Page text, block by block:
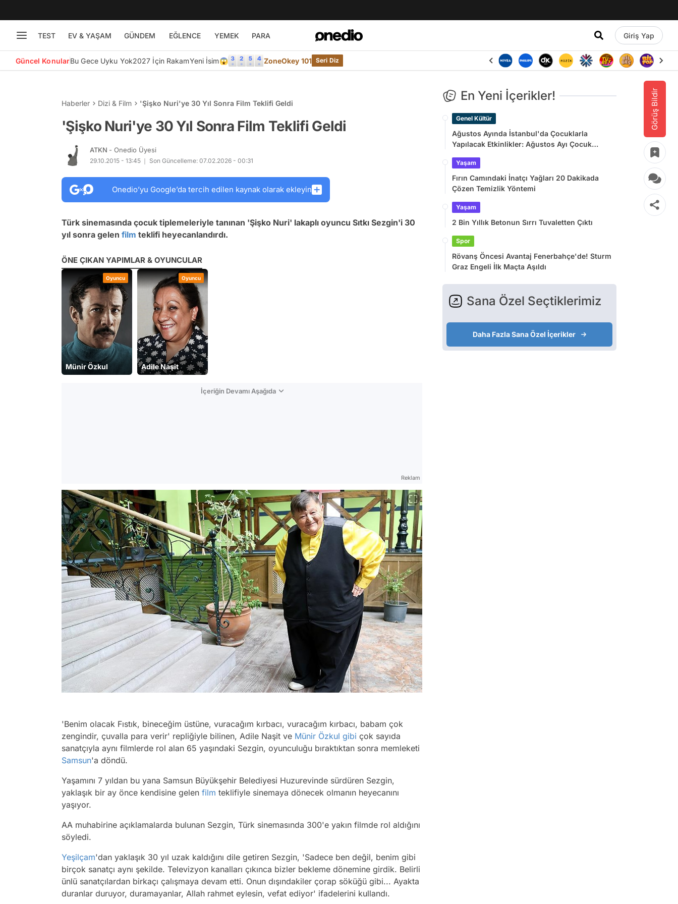
TEST EV & YAŞAM GÜNDEM EĞLENCE YEMEK PARA Giriş Yap
Güncel KonularBu Gece Uyku Yok2027 İçin RakamYeni İsim😱 ZoneOkey 101 Seri Diz
Görüş Bildir
Haberler Dizi & Film 'Şişko Nuri'ye 30 Yıl Sonra Film Teklifi Geldi
'Şişko Nuri'ye 30 Yıl Sonra Film Teklifi Geldi
ATKN - Onedio Üyesi
29.10.2015 - 13:45 Son Güncelleme: 07.02.2026 - 00:31
Onedio’yu Google’da tercih edilen kaynak olarak ekleyin
Türk sinemasında çocuk tiplemeleriyle tanınan 'Şişko Nuri' lakaplı oyuncu Sıtkı Sezgin'i 30
yıl sonra gelen film teklifi heyecanlandırdı.
ÖNE ÇIKAN YAPIMLAR & OYUNCULAR
Oyuncu
Münir Özkul
Oyuncu
Adile Naşit
İçeriğin Devamı Aşağıda
Reklam
'Benim olacak Fıstık, bineceğim üstüne, vuracağım kırbacı, vuracağım kırbacı, babam çok
zengindir, çuvalla para verir' repliğiyle bilinen, Adile Naşit ve Münir Özkul gibi çok sayıda
sanatçıyla aynı filmlerde rol alan 65 yaşındaki Sezgin, oyunculuğu bıraktıktan sonra memleketi
Samsun'a döndü.
Yaşamını 7 yıldan bu yana Samsun Büyükşehir Belediyesi Huzurevinde sürdüren Sezgin,
yaklaşık bir ay önce kendisine gelen film teklifiyle sinemaya dönecek olmanın heyecanını
yaşıyor.
AA muhabirine açıklamalarda bulunan Sezgin, Türk sinemasında 300'e yakın filmde rol aldığını
söyledi.
Yeşilçam'dan yaklaşık 30 yıl uzak kaldığını dile getiren Sezgin, 'Sadece ben değil, benim gibi
birçok sanatçı aynı şekilde. Televizyon kanalları çıkınca bizler bekleme dönemine girdik. Belirli
ünlü sanatçılardan birkaçı çalışmaya devam etti. Onun dışındakiler çorap söküğü gibi... Ayakta
duranlar duruyor, duramayanlar, Allah rahmet eylesin, vefat ediyor' ifadelerini kullandı.
En Yeni İçerikler!
Genel Kültür
Ağustos Ayında İstanbul'da Çocuklarla
Yapılacak Etkinlikler: Ağustos Ayı Çocuk
Yaşam
Fırın Camındaki İnatçı Yağları 20 Dakikada
Çözen Temizlik Yöntemi
Yaşam
2 Bin Yıllık Betonun Sırrı Tuvaletten Çıktı
Spor
Rövanş Öncesi Avantaj Fenerbahçe'de! Sturm
Graz Engeli İlk Maçta Aşıldı
Sana Özel Seçtiklerimiz
Daha Fazla Sana Özel İçerikler